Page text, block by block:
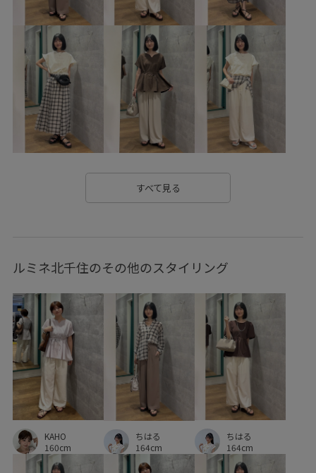
しっかりホールド アンクルストラップ オフィス
オフィスカジュアル カジュアル カラーニット
カードケース キーホルダー コットン
コーディネートのアクセント コーディネートの主役
サステナブル シアー シアー素材
ショート丈 シンプル シンプルコーデ スウェット
ソックス
ニットスカート ハリ感 ハンドバッグ
フルーレットパンチングレース フレアヒール ボイル
ボリューム感 ポーチ マウンテンパーカー ミュール
モチーフ モノトーン モード リブニット
ワイドパンツ 上品 合わせやすい
大人カジュアル 女性らしさ 幅広
快適なはき心地 抜け感 接触冷感 歩きやすい
立体感 細く見える 肌馴染が良い 透け感 長財布
すべて見る
ルミネ北千住のその他のスタイリング
KAHO
160cm
ちはる
164cm
ちはる
164cm